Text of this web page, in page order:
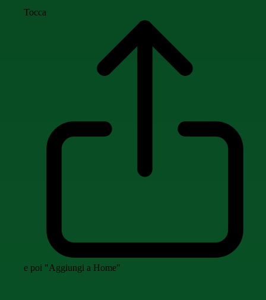
Tocca
e poi "Aggiungi a Home"